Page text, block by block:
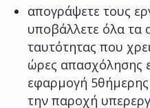
απογράψετε τους
υποβάλλετε όλα τα
ταυτότητας που
ώρες απασχόλησης
εφαρμογή
την παροχή